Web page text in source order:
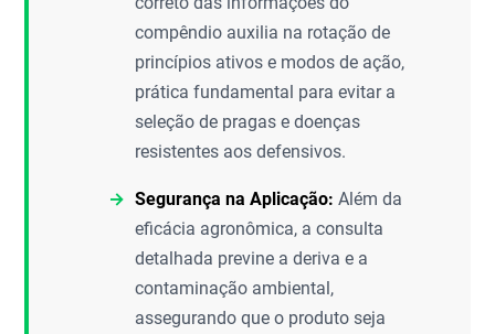
compêndio auxilia na rotação de
princípios ativos e modos de ação,
prática fundamental para evitar a
seleção de pragas e doenças
resistentes aos defensivos.
Segurança na Aplicação: Além da
eficácia agronômica, a consulta
detalhada previne a deriva e a
contaminação ambiental,
assegurando que o produto seja